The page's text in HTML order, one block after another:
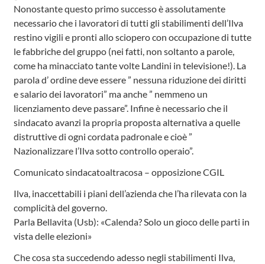
Nonostante questo primo successo è assolutamente
necessario che i lavoratori di tutti gli stabilimenti dell’Ilva
restino vigili e pronti allo sciopero con occupazione di tutte
le fabbriche del gruppo (nei fatti, non soltanto a parole,
come ha minacciato tante volte Landini in televisione!). La
parola d’ ordine deve essere ” nessuna riduzione dei diritti
e salario dei lavoratori” ma anche ” nemmeno un
licenziamento deve passare”. Infine è necessario che il
sindacato avanzi la propria proposta alternativa a quelle
distruttive di ogni cordata padronale e cioè ”
Nazionalizzare l’Ilva sotto controllo operaio”.
Comunicato sindacatoaltracosa – opposizione CGIL
Ilva, inaccettabili i piani dell’azienda che l’ha rilevata con la
complicità del governo.
Parla Bellavita (Usb): «Calenda? Solo un gioco delle parti in
vista delle elezioni»
Che cosa sta succedendo adesso negli stabilimenti Ilva,